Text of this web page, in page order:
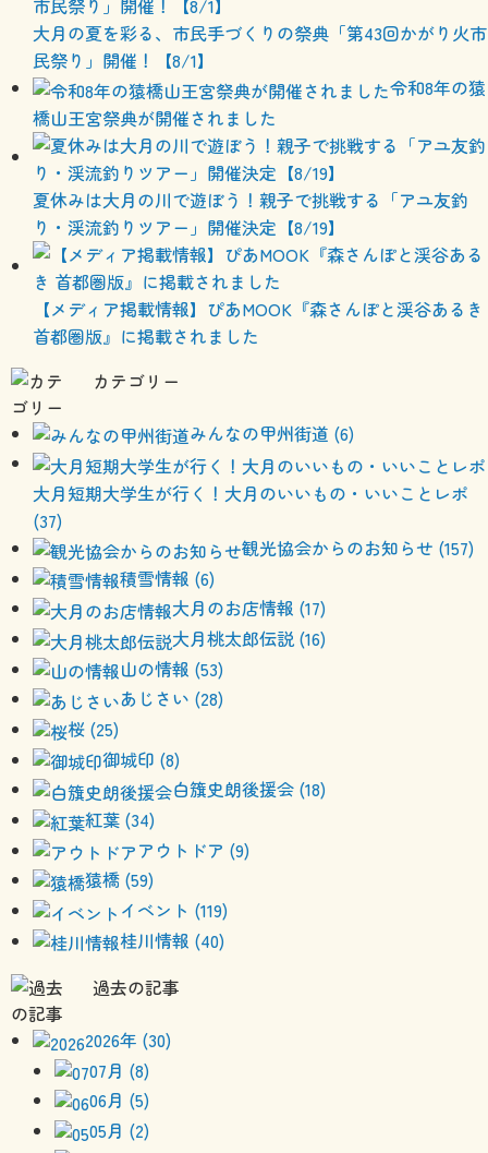
大月の夏を彩る、市民手づくりの祭典「第43回かがり火市
民祭り」開催！【8/1】
令和8年の猿
橋山王宮祭典が開催されました
夏休みは大月の川で遊ぼう！親子で挑戦する「アユ友釣
り・渓流釣りツアー」開催決定【8/19】
【メディア掲載情報】ぴあMOOK『森さんぽと渓谷あるき
首都圏版』に掲載されました
カテゴリー
みんなの甲州街道 (6)
大月短期大学生が行く！大月のいいもの・いいことレポ
(37)
観光協会からのお知らせ (157)
積雪情報 (6)
大月のお店情報 (17)
大月桃太郎伝説 (16)
山の情報 (53)
あじさい (28)
桜 (25)
御城印 (8)
白籏史朗後援会 (18)
紅葉 (34)
アウトドア (9)
猿橋 (59)
イベント (119)
桂川情報 (40)
過去の記事
2026年 (30)
07月 (8)
06月 (5)
05月 (2)